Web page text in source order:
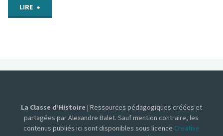
LIRE
DECRIRE
principaux
aspects
La Classe d’Histoire | Ressources pédagogiques créées et
partagées par Alexandre Balet. Sauf mention contraire, les
contenus publiés ici sont disponibles sous licence Creative